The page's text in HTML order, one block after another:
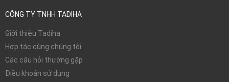
CÔNG TY TNHH TADIHA
Giới thiệu Tadiha
Hợp tác cùng chúng tôi
Các câu hỏi thường gặp
Điều khoản sử dụng